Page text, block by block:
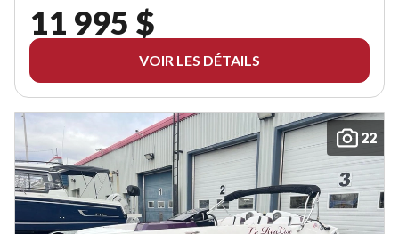
11 995 $
VOIR LES DÉTAILS
22